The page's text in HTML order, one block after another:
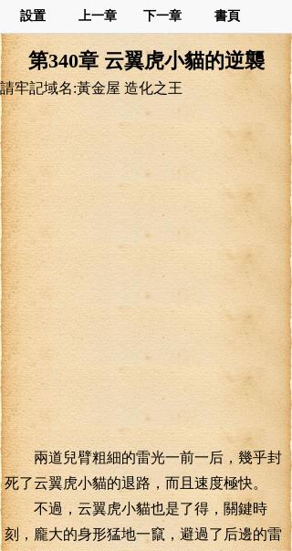
設置 上一章 下一章 書頁
第340章 云翼虎小貓的逆襲
請牢記域名:黃金屋 造化之王
兩道兒臂粗細的雷光一前一后，幾乎封
死了云翼虎小貓的退路，而且速度極快。
不過，云翼虎小貓也是了得，關鍵時
刻，龐大的身形猛地一竄，避過了后邊的雷